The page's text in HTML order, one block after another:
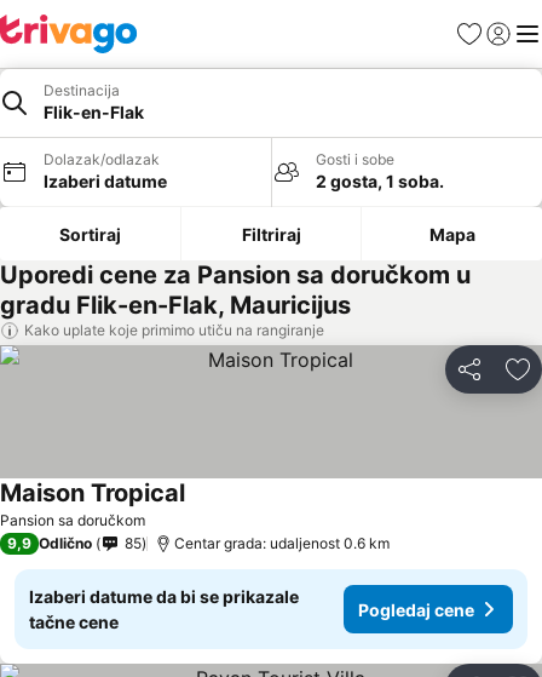
FavoritiPrijavi
Destinacija
Flik-en-Flak
Dolazak/odlazak
Izaberi datume
Gosti i sobe
2 gosta, 1 soba.
Sortiraj Filtriraj Mapa
Uporedi cene za Pansion sa doručkom u
gradu Flik-en-Flak, Mauricijus
Kako uplate koje primimo utiču na rangiranje
Deli
Pansion sa doručkom
Maison Tropical
9,9 Odlično 85 Centar grada: udaljenost 0.6 km
Izaberi datume da bi se prikazale
tačne cene
Pogledaj cene